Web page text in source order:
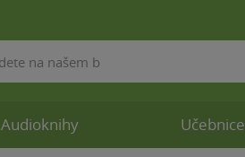
Audioknihy Učebnice